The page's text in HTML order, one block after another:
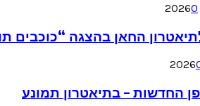
0
החאן בהצגה “כוכבים
החדשות – בתיאטרון תמונע